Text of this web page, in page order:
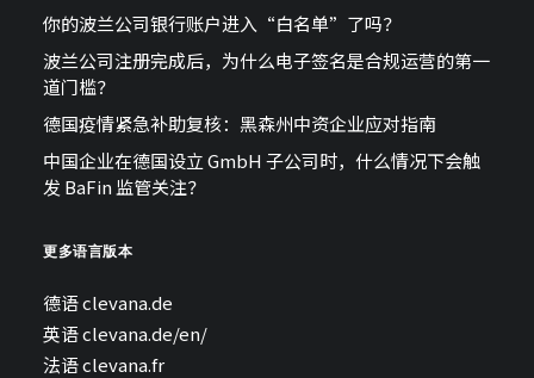
你的波兰公司银行账户进入“白名单”了吗？
波兰公司注册完成后，为什么电子签名是合规运营的第一
道门槛？
德国疫情紧急补助复核：黑森州中资企业应对指南
中国企业在德国设立 GmbH 子公司时，什么情况下会触
发 BaFin 监管关注？
更多语言版本
德语clevana.de
英语clevana.de/en/
法语clevana.fr